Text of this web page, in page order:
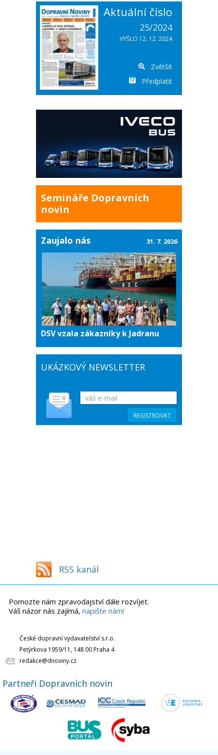
Aktuální číslo
25/2024
VYŠLO 12. 12. 2024
Zvětšit
Předplatit
Semináře Dopravních
novin
Zaujalo nás
DSV vzala zákazníky k Jadranu
31. 7. 2026
UKÁZKOVÝ NEWSLETTER
RSS kanál
Pomozte nám zpravodajství dále rozvíjet.
Váš názor nás zajímá, napište nám!
České dopravní vydavatelství s.r.o.
Petýrkova 1959/11, 148 00 Praha 4
redakce@dnoviny.cz
Partneři Dopravních novin